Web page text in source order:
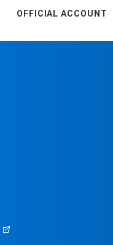
OFFICIAL ACCOUNT